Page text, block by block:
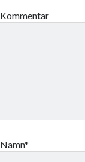
Kommentar
Namn*